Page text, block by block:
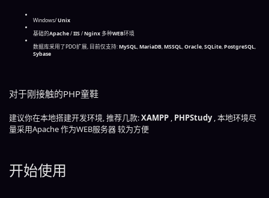
Windows/Unix
基础的Apache/IIS/Nginx 多种WEB环境
数据库采用了PDO扩展, 目前仅支持:MySQL,MariaDB,MSSQL,Oracle,SQLite,PostgreSQL,
Sybase
对于刚接触的PHP童鞋
建议你在本地搭建开发环境, 推荐几款:XAMPP , PHPStudy, 本地环境尽
量采用Apache 作为WEB服务器 较为方便
开始使用